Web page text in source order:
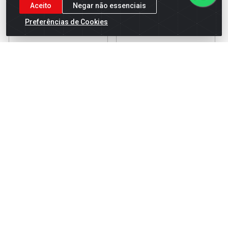
Aceito
Negar não essenciais
Preferências de Cookies